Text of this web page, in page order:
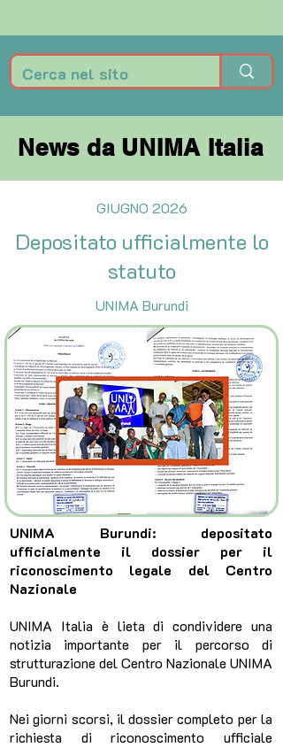
News da UNIMA Italia
News da UNIMA Italia
GIUGNO 2026
Depositato ufficialmente lo
statuto
UNIMA Burundi
UNIMA Burundi: depositato
ufficialmente il dossier per il
riconoscimento legale del Centro
Nazionale
UNIMA Italia è lieta di condividere una
notizia importante per il percorso di
strutturazione del Centro Nazionale UNIMA
Burundi.
Nei giorni scorsi, il dossier completo per la
richiesta di riconoscimento ufficiale